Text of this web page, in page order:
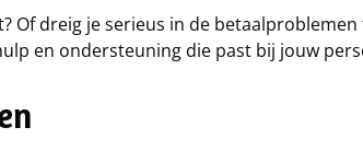
Of dreig je serieus in de betaalproblemen
en ondersteuning die past bij jouw